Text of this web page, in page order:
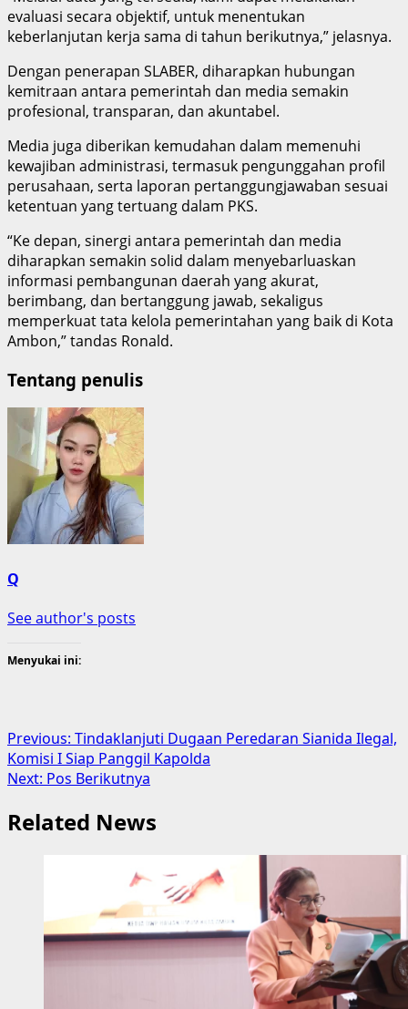
evaluasi secara objektif, untuk menentukan
keberlanjutan kerja sama di tahun berikutnya,” jelasnya.
Dengan penerapan SLABER, diharapkan hubungan
kemitraan antara pemerintah dan media semakin
profesional, transparan, dan akuntabel.
Media juga diberikan kemudahan dalam memenuhi
kewajiban administrasi, termasuk pengunggahan profil
perusahaan, serta laporan pertanggungjawaban sesuai
ketentuan yang tertuang dalam PKS.
“Ke depan, sinergi antara pemerintah dan media
diharapkan semakin solid dalam menyebarluaskan
informasi pembangunan daerah yang akurat,
berimbang, dan bertanggung jawab, sekaligus
memperkuat tata kelola pemerintahan yang baik di Kota
Ambon,” tandas Ronald.
Tentang penulis
Q
See author's posts
Menyukai ini:
Post
navigation
Previous: Tindaklanjuti Dugaan Peredaran Sianida Ilegal,
Komisi I Siap Panggil Kapolda
Next: Pos Berikutnya
Related News